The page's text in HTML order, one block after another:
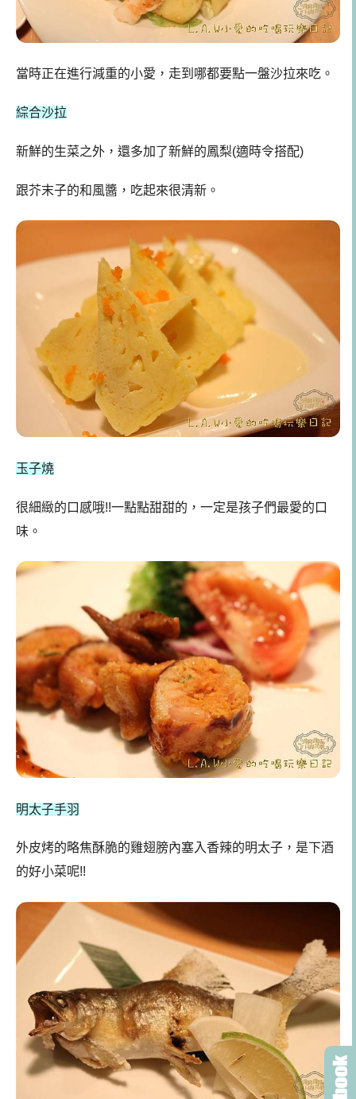
當時正在進行減重的小愛，走到哪都要點一盤沙拉來吃。
綜合沙拉
新鮮的生菜之外，還多加了新鮮的鳳梨(適時令搭配)
跟芥末子的和風醬，吃起來很清新。
玉子燒
很細緻的口感哦!!一點點甜甜的，一定是孩子們最愛的口
味。
明太子手羽
外皮烤的略焦酥脆的雞翅膀內塞入香辣的明太子，是下酒
的好小菜呢!!